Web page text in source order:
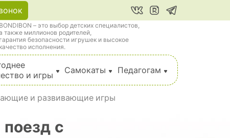
BONDIBON – это выбор детских специалистов,
также миллионов родителей,
гарантия безопасности игрушек и высокое
качество исполнения.
и игры
Самокаты Педагогам
и развивающие игры
с